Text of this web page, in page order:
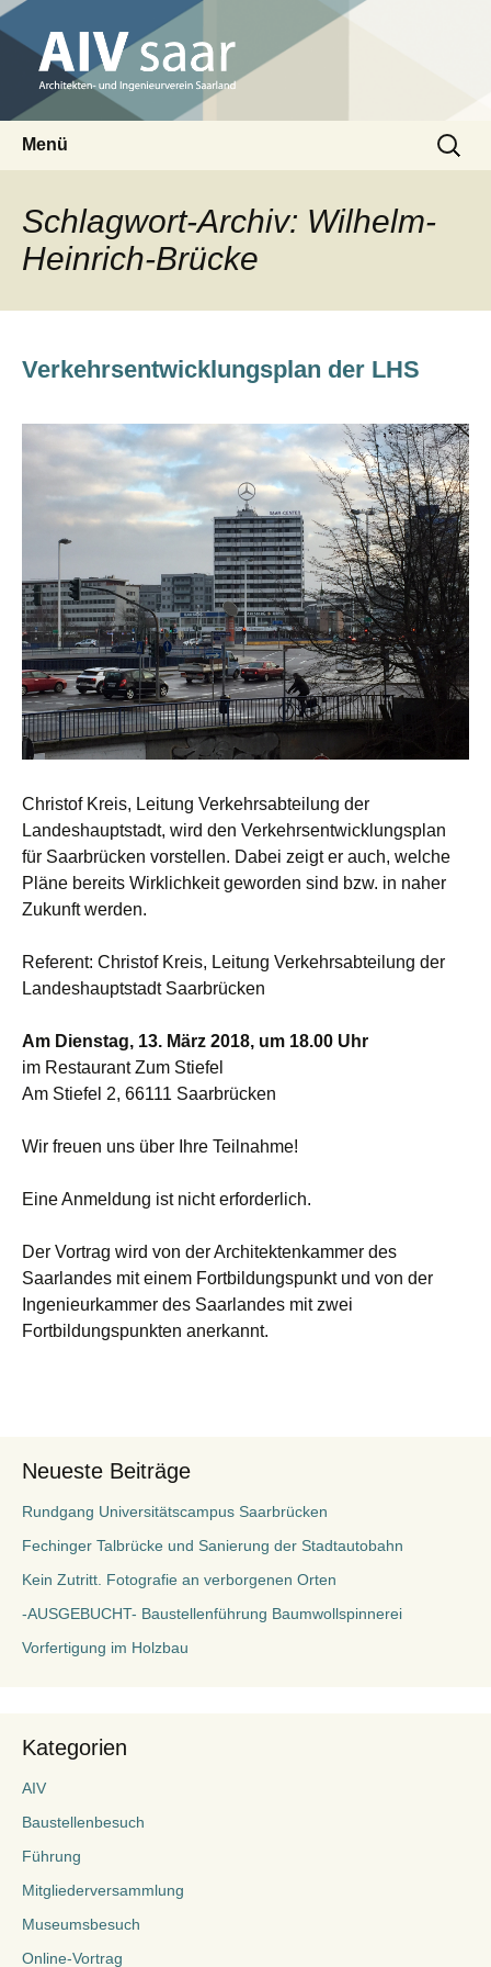
AIV saar
Architekten- und Ingenieurverein Saarland
Menü
Inhalt
springen
Suchen
nach:
Schlagwort-Archiv: Wilhelm-
Heinrich-Brücke
Verkehrsentwicklungsplan der LHS
Christof Kreis, Leitung Verkehrsabteilung der
Landeshauptstadt, wird den Verkehrsentwicklungsplan
für Saarbrücken vorstellen. Dabei zeigt er auch, welche
Pläne bereits Wirklichkeit geworden sind bzw. in naher
Zukunft werden.
Referent: Christof Kreis, Leitung Verkehrsabteilung der
Landeshauptstadt Saarbrücken
Am Dienstag, 13. März 2018, um 18.00 Uhr
im Restaurant Zum Stiefel
Am Stiefel 2, 66111 Saarbrücken
Wir freuen uns über Ihre Teilnahme!
Eine Anmeldung ist nicht erforderlich.
Der Vortrag wird von der Architektenkammer des
Saarlandes mit einem Fortbildungspunkt und von der
Ingenieurkammer des Saarlandes mit zwei
Fortbildungspunkten anerkannt.
Neueste Beiträge
Rundgang Universitätscampus Saarbrücken
Fechinger Talbrücke und Sanierung der Stadtautobahn
Kein Zutritt. Fotografie an verborgenen Orten
-AUSGEBUCHT- Baustellenführung Baumwollspinnerei
Vorfertigung im Holzbau
Kategorien
AIV
Baustellenbesuch
Führung
Mitgliederversammlung
Museumsbesuch
Online-Vortrag